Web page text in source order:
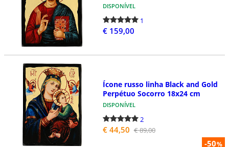
DISPONÍVEL
1
€ 159,00
-50%
Ícone russo linha Black and Gold
Perpétuo Socorro 18x24 cm
DISPONÍVEL
2
€ 44,50 € 89,00